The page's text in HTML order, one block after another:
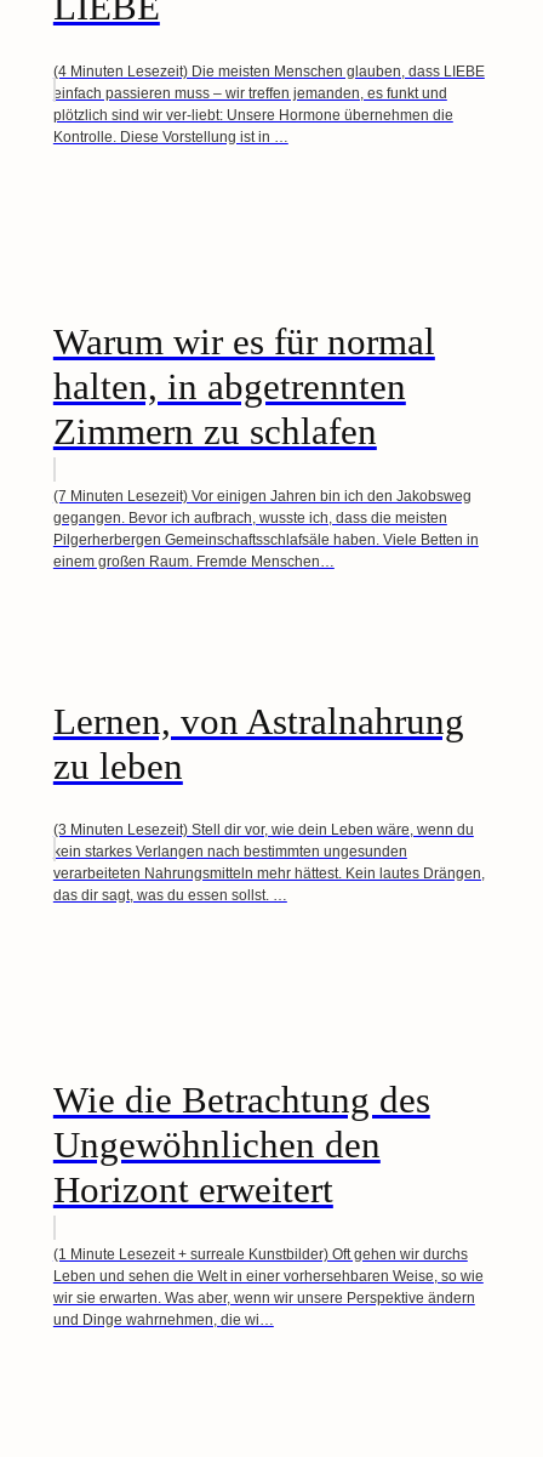
(4 Minuten Lesezeit) Die meisten Menschen glauben, dass LIEBE
einfach passieren muss – wir treffen jemanden, es funkt und
plötzlich sind wir ver-liebt: Unsere Hormone übernehmen die
Kontrolle. Diese Vorstellung ist in …
Warum wir es für normal
halten, in abgetrennten
Zimmern zu schlafen
(7 Minuten Lesezeit) Vor einigen Jahren bin ich den Jakobsweg
gegangen. Bevor ich aufbrach, wusste ich, dass die meisten
Pilgerherbergen Gemeinschaftsschlafsäle haben. Viele Betten in
einem großen Raum. Fremde Menschen…
Lernen, von Astralnahrung
zu leben
(3 Minuten Lesezeit) Stell dir vor, wie dein Leben wäre, wenn du
kein starkes Verlangen nach bestimmten ungesunden
verarbeiteten Nahrungsmitteln mehr hättest. Kein lautes Drängen,
das dir sagt, was du essen sollst. …
Wie die Betrachtung des
Ungewöhnlichen den
Horizont erweitert
(1 Minute Lesezeit + surreale Kunstbilder) Oft gehen wir durchs
Leben und sehen die Welt in einer vorhersehbaren Weise, so wie
wir sie erwarten. Was aber, wenn wir unsere Perspektive ändern
und Dinge wahrnehmen, die wi…